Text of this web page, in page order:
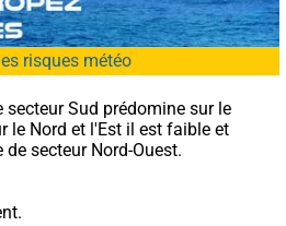
risques météo
Sud prédomine sur le
le Nord et l'Est il est faible et
secteur Nord-Ouest.